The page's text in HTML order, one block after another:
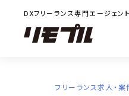
DXフリーランス専門エージェン
フリーランス求人・